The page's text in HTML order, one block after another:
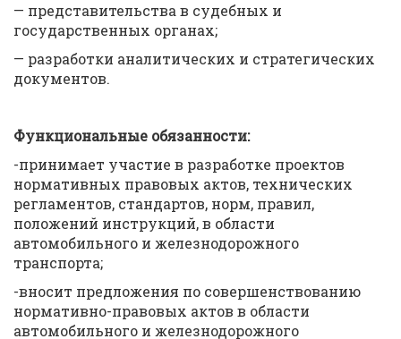
— представительства в судебных и
государственных органах;
— разработки аналитических и стратегических
документов.
Функциональные обязанности:
-принимает участие в разработке проектов
нормативных правовых актов, технических
регламентов, стандартов, норм, правил,
положений инструкций, в области
автомобильного и железнодорожного
транспорта;
-вносит предложения по совершенствованию
нормативно-правовых актов в области
автомобильного и железнодорожного